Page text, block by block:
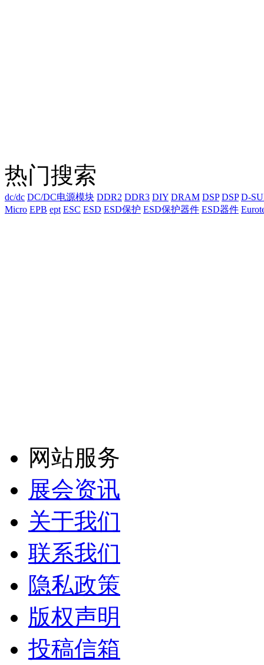
热门搜索
dc/dc DC/DC电源模块 DDR2 DDR3 DIY DRAM DSP DSP D-
Micro EPB ept ESC ESD ESD保护 ESD保护器件 ESD器件
网站服务
展会资讯
关于我们
联系我们
隐私政策
版权声明
投稿信箱